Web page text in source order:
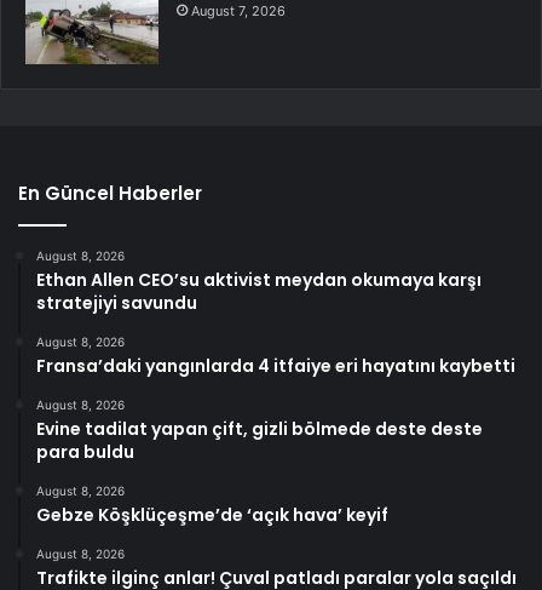
August 7, 2026
En Güncel Haberler
August 8, 2026
Ethan Allen CEO’su aktivist meydan okumaya karşı
stratejiyi savundu
August 8, 2026
Fransa’daki yangınlarda 4 itfaiye eri hayatını kaybetti
August 8, 2026
Evine tadilat yapan çift, gizli bölmede deste deste
para buldu
August 8, 2026
Gebze Köşklüçeşme’de ‘açık hava’ keyif
August 8, 2026
Trafikte ilginç anlar! Çuval patladı paralar yola saçıldı